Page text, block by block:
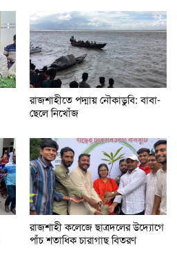
রাজশাহীতে পদ্মায় নৌকাডুবি: বাবা-
ছেলে নিখোঁজ
রাজশাহী কলেজে ছাত্রদলের উদ্যোগে
পাঁচ শতাধিক চারাগাছ বিতরণ